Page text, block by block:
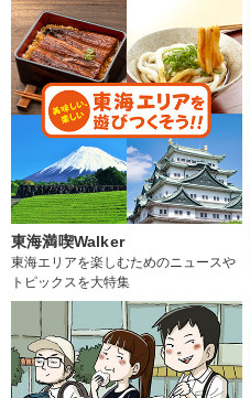
東海満喫Walker
東海エリアを楽しむためのニュースや
トピックスを大特集